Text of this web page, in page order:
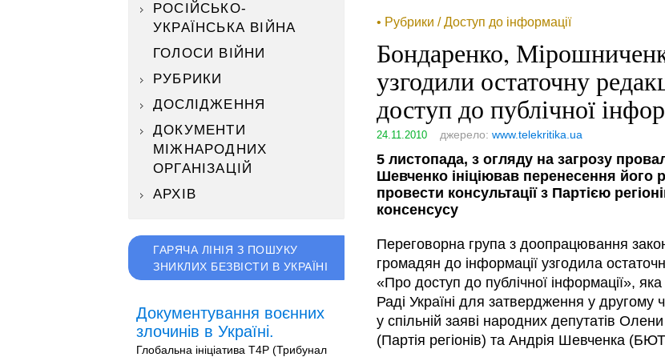
РОСІЙСЬКО-
УКРАЇНСЬКА ВІЙНА
ГОЛОСИ ВІЙНИ
РУБРИКИ
ДОСЛІДЖЕННЯ
ДОКУМЕНТИ
МІЖНАРОДНИХ
ОРГАНІЗАЦІЙ
АРХІВ
ГАРЯЧА ЛІНІЯ З ПОШУКУ
ЗНИКЛИХ БЕЗВІСТИ В УКРАЇНІ
Документування воєнних
злочинів в Україні.
Глобальна ініціатива T4P (Трибунал
• Рубрики / Доступ до інформації
Бондаренко,
узгодили остаточну
доступ до публічної
24.11.2010 джерело: www.telekritika.ua
5 листопада, з огляду на загрозу
Шевченко ініціював перенесення його
провести консультації з Партією
консенсусу
Переговорна група з доопрацювання
громадян до інформації узгодила
«Про доступ до публічної інформації»,
Раді Україні для затвердження у другому
у спільній заяві народних депутатів
(Партія регіонів) та Андрія Шевченка